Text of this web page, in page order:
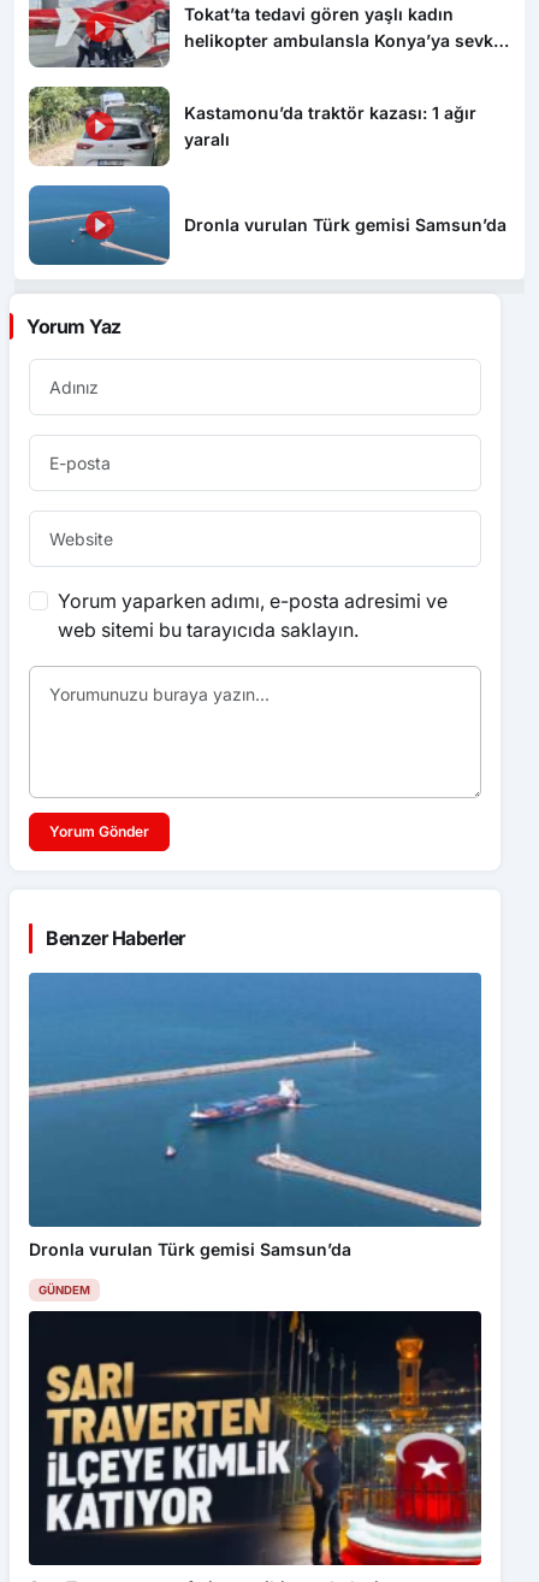
Tokat’ta tedavi gören yaşlı kadın
helikopter ambulansla Konya’ya sevk
Kastamonu’da traktör kazası: 1 ağır
yaralı
Dronla vurulan Türk gemisi Samsun’da
Yorum Yaz
Yorum yaparken adımı, e-posta adresimi ve
web sitemi bu tarayıcıda saklayın.
Yorum Gönder
Benzer Haberler
Dronla vurulan Türk gemisi Samsun’da
GÜNDEM